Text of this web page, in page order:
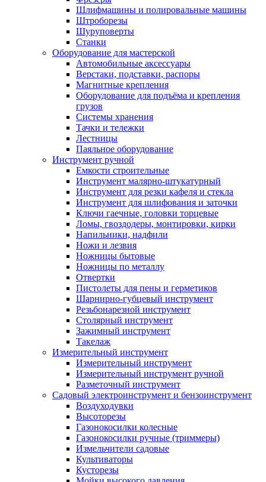
Шлифмашины и полировальные машины
Штроборезы
Шуруповерты
Станки
Оборудование для мастерской
Автомобильные аксессуары
Верстаки, подставки, распоры
Магнитные крепления
Оборудование для подъёма и крепления
грузов
Системы хранения
Тачки и тележки
Лестницы
Паяльное оборудование
Инструмент ручной
Емкости строительные
Инструмент малярно-штукатурный
Инструмент для резки кафеля и стекла
Инструмент для шлифования и заточки
Ключи гаечные, головки торцевые
Ломы, гвоздодеры, монтировки, кирки
Напильники, надфили
Ножи и лезвия
Ножницы бытовые
Ножницы по металлу
Отвертки
Пистолеты для пены и герметиков
Шарнирно-губцевый инструмент
Резьбонарезной инструмент
Столярный инструмент
Зажимный инструмент
Такелаж
Измерительный инструмент
Измерительный инструмент
Измерительный инструмент ручной
Разметочный инструмент
Садовый электроинструмент и бензоинструмент
Воздуходувки
Высоторезы
Газонокосилки колесные
Газонокосилки ручные (триммеры)
Измельчители садовые
Культиваторы
Кусторезы